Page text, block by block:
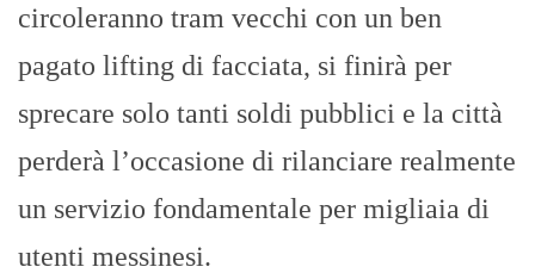
circoleranno tram vecchi con un ben
pagato lifting di facciata, si finirà per
sprecare solo tanti soldi pubblici e la città
perderà l’occasione di rilanciare realmente
un servizio fondamentale per migliaia di
utenti messinesi.